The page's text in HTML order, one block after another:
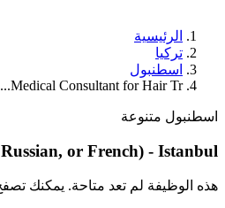
الرئيسية
تركيا
اسطنبول
Medical Consultant for Hair Tr...
اسطنبول متنوعة
or French) - Istanbul
هذه الوظيفة لم تعد متاحة. يمكنك